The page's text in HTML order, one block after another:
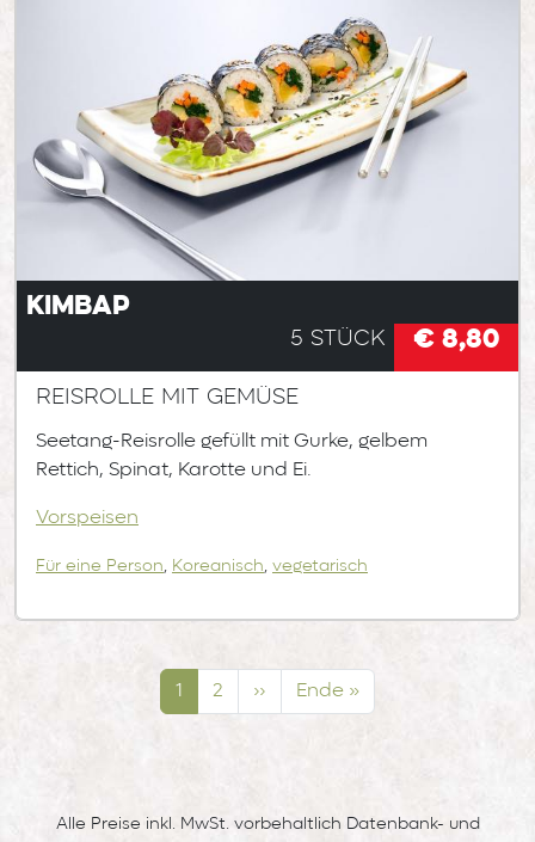
Kimbap
5 Stück € 8,80
Reisrolle mit Gemüse
Seetang-Reisrolle gefüllt mit Gurke, gelbem
Rettich, Spinat, Karotte und Ei.
Vorspeisen
Für eine Person Koreanisch vegetarisch
Seitennummerierung
Seite
1 Seite
2 Nächste Seite
›› Letzte Seite
Ende »
Alle Preise inkl. MwSt. vorbehaltlich Datenbank- und